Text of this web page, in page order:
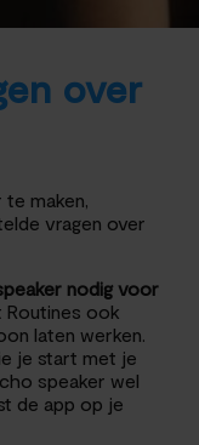
over
maken,
vragen over
nodig voor
Routines ook
laten werken.
je start met je
speaker wel
de app op je